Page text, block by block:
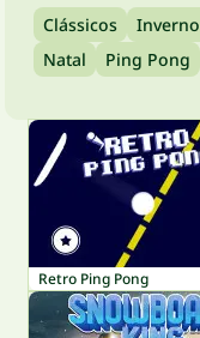
Clássicos Inverno
Natal
Ping Pong
Retro Ping Pong